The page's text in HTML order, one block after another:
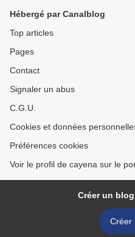
Hébergé par Canalblog
Top articles
Pages
Contact
Signaler un abus
C.G.U.
Cookies et données
Préférences cookies
Voir le profil de cayena sur le
Créer un
Créer